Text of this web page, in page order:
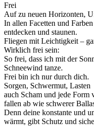
Frei
Auf zu neuen Horizonten,
In allen Facetten und
entdecken und staunen.
Fliegen mit Leichtigkeit –
Wirklich frei sein:
So frei, dass ich mit der
Schneewind tanze.
Frei bin ich nur durch dich.
Sorgen, Schwermut, Lasten
auch Scham und jede Form
fallen ab wie schwerer
Denn deine konstante und
wärmt, gibt Schutz und